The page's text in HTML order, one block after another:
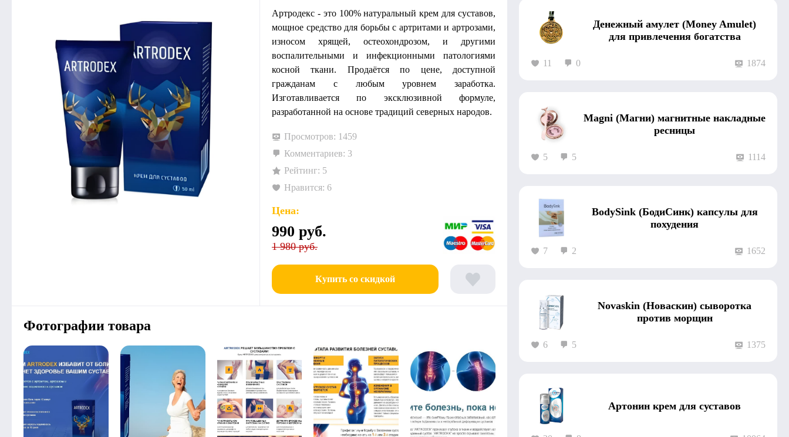
Денежный амулет (Money Amulet)
для привлечения богатства
11 0 1874
Magni (Магни) магнитные накладные
ресницы
5 5 1114
BodySink (БодиСинк) капсулы для
похудения
7 2 1652
Novaskin (Новаскин) сыворотка
против морщин
6 5 1375
Артонин крем для суставов
Артродекс - это 100% натуральный крем для суставов,
мощное средство для борьбы с артритами и артрозами,
износом хрящей, остеохондрозом, и другими
воспалительными и инфекционными патологиями
косной ткани. Продаётся по цене, доступной
гражданам с любым уровнем заработка.
Изготавливается по эксклюзивной формуле,
разработанной на основе традиций северных народов.
Просмотров: 1459
Комментариев: 3
Рейтинг: 5
Нравится: 6
Цена:
990 руб.
1 980 руб.
Купить со скидкой
Фотографии товара